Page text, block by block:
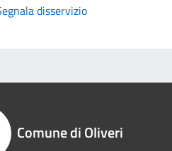
disservizio
Comune di Oliveri